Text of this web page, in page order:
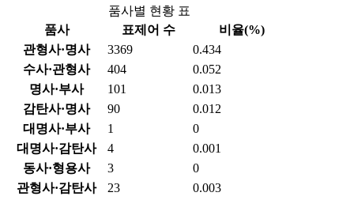
품사별 현황 표
품사
표제어 수
비율(%)
관형사·명사
3369
0.434
수사·관형사
404
0.052
명사·부사
101
0.013
감탄사·명사
90
0.012
대명사·부사
1
0
대명사·감탄사
4
0.001
동사·형용사
3
0
관형사·감탄사
23
0.003